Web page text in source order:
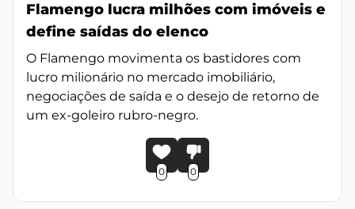
Flamengo lucra milhões com imóveis e
define saídas do elenco
O Flamengo movimenta os bastidores com
lucro milionário no mercado imobiliário,
negociações de saída e o desejo de retorno de
um ex-goleiro rubro-negro.
0 0